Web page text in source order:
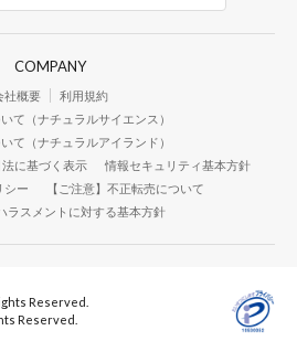
質なもの
COMPANY
社概要
利用規約
て（ナチュラルサイエンス）
て（ナチュラルアイランド）
に基づく表示
情報セキュリティ基本方針
シー
【ご注意】不正転売について
ラスメントに対する基本方針
Reserved.
Reserved.